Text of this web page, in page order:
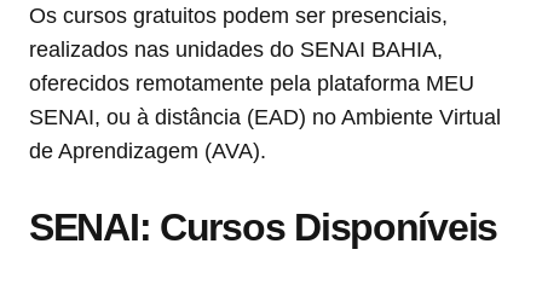
Os cursos gratuitos podem ser presenciais,
realizados nas unidades do SENAI BAHIA,
oferecidos remotamente pela plataforma MEU
SENAI, ou à distância (EAD) no Ambiente Virtual
de Aprendizagem (AVA).
SENAI: Cursos Disponíveis